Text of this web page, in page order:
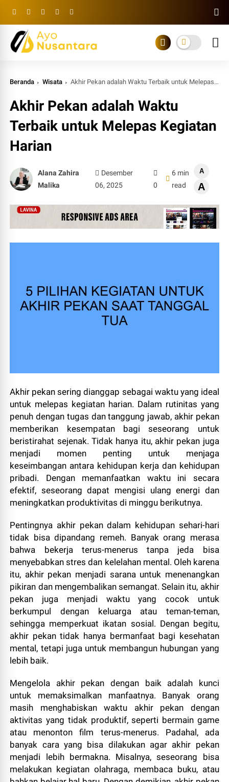
Beranda Wisata Akhir Pekan adalah Waktu Terbaik untuk Melepas Kegiatan Harian
Akhir Pekan adalah Waktu
Terbaik untuk Melepas Kegiatan
Harian
Alana Zahira
Malika
Desember
06, 2025
0
6 min
read
A
A
Akhir pekan sering dianggap sebagai waktu yang ideal
untuk melepas kegiatan harian. Dalam rutinitas yang
penuh dengan tugas dan tanggung jawab, akhir pekan
memberikan kesempatan bagi seseorang untuk
beristirahat sejenak. Tidak hanya itu, akhir pekan juga
menjadi momen penting untuk menjaga
keseimbangan antara kehidupan kerja dan kehidupan
pribadi. Dengan memanfaatkan waktu ini secara
efektif, seseorang dapat mengisi ulang energi dan
meningkatkan produktivitas di minggu berikutnya.
Pentingnya akhir pekan dalam kehidupan sehari-hari
tidak bisa dipandang remeh. Banyak orang merasa
bahwa bekerja terus-menerus tanpa jeda bisa
menyebabkan stres dan kelelahan mental. Oleh karena
itu, akhir pekan menjadi sarana untuk menenangkan
pikiran dan mengembalikan semangat. Selain itu, akhir
pekan juga menjadi waktu yang cocok untuk
berkumpul dengan keluarga atau teman-teman,
sehingga memperkuat ikatan sosial. Dengan begitu,
akhir pekan tidak hanya bermanfaat bagi kesehatan
mental, tetapi juga untuk membangun hubungan yang
lebih baik.
Mengelola akhir pekan dengan baik adalah kunci
untuk memaksimalkan manfaatnya. Banyak orang
masih menghabiskan waktu akhir pekan dengan
aktivitas yang tidak produktif, seperti bermain game
atau menonton film terus-menerus. Padahal, ada
banyak cara yang bisa dilakukan agar akhir pekan
menjadi lebih bermakna. Misalnya, seseorang bisa
melakukan kegiatan olahraga, membaca buku, atau